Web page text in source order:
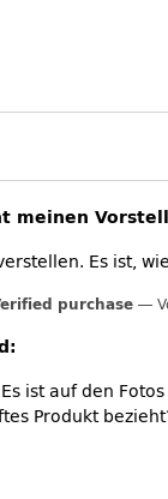
meinen
Es ist,
purchase
ist auf den
Produkt